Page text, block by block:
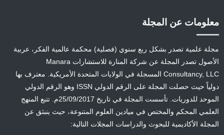
معلومات عن المجلة
مجلة علمية تصدر بشكل ربع سنوي (فصلية) محكمة عالمية الفكر، عربية
الأصول تصدر المجلة عن شركة المنارة للاستشارات Manara
Consultancy, LLC المسجلة في الولايات المتحدة الأمريكية. معترف بها
دولياً حيث حصلت المجلة على الرقم الدولي ISSN وهو الرقم الدولي
الموحد للدوريات. تأسست المجلة في تاريخ 25/09/2017م. تتبع المنهج
العلمي المحكم والمختص في ميادين العلوم المتنوعة، حيث ينبثق عن
المجلة الأكاديمية للبحوث والدراسات المجلات التالية: